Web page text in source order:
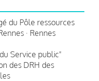
du Pôle ressources
· ‎Rennes
Service public"
des DRH des